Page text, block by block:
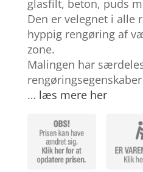
kundebedø
mmelser
glasfilt, beton, puds
Den er velegnet i alle
hyppig rengøring af
zone.
Malingen har
… læs mere her